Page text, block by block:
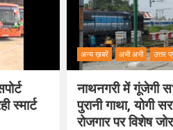
स्मार्ट
अन्य ख़बरें अभी अभी उत्तर
नाथनगरी में गूंजेगी
पुरानी गाथा, योगी
रोजगार पर विशेष जोर